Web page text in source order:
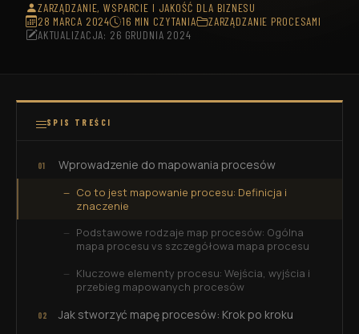
ZARZĄDZANIE, WSPARCIE I JAKOŚĆ DLA BIZNESU
28 MARCA 2024
16 MIN CZYTANIA
ZARZĄDZANIE PROCESAMI
AKTUALIZACJA: 26 GRUDNIA 2024
SPIS TREŚCI
Wprowadzenie do mapowania procesów
Co to jest mapowanie procesu: Definicja i
znaczenie
Podstawowe rodzaje map procesów: Ogólna
mapa procesu vs szczegółowa mapa procesu
Kluczowe elementy procesu: Wejścia, wyjścia i
przebieg mapowanych procesów
Jak stworzyć mapę procesów: Krok po kroku